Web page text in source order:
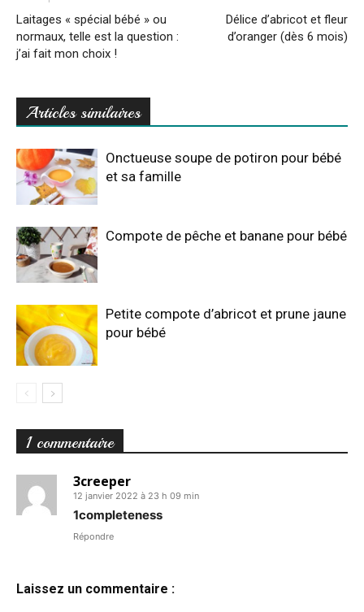
Laitages « spécial bébé » ou
normaux, telle est la question :
j’ai fait mon choix !
Délice d’abricot et fleur
d’oranger (dès 6 mois)
Articles similaires
Onctueuse soupe de potiron pour bébé
et sa famille
Compote de pêche et banane pour bébé
Petite compote d’abricot et prune jaune
pour bébé
1 commentaire
3creeper
12 janvier 2022 à 23 h 09 min
1completeness
Répondre
Laissez un commentaire :